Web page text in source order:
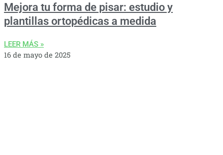
Mejora tu forma de pisar: estudio y
plantillas ortopédicas a medida
LEER MÁS »
16 de mayo de 2025